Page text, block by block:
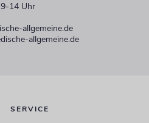
14 Uhr
allgemeine.de
allgemeine.de
SERVICE